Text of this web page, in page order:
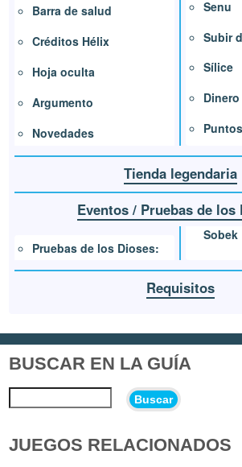
Barra de salud
Créditos Hélix
Hoja oculta
Argumento
Novedades
Senu
Subir
Sílice
Tienda legendaria
Eventos / Pruebas de los
Pruebas de los Dioses:
Sobek
Requisitos
BUSCAR EN LA GUÍA
Buscar
JUEGOS RELACIONADOS